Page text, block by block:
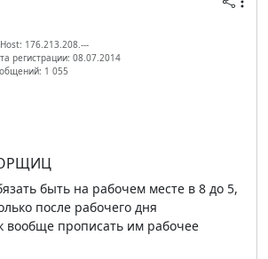
176.213.208.---
регистрации: 08.07.2014
1 055
быть на рабочем месте в 8 до 5,
после рабочего дня
вообще прописать им рабочее